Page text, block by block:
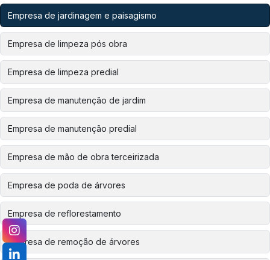
Empresa de jardinagem e paisagismo
Empresa de limpeza pós obra
Empresa de limpeza predial
Empresa de manutenção de jardim
Empresa de manutenção predial
Empresa de mão de obra terceirizada
Empresa de poda de árvores
Empresa de reflorestamento
Empresa de remoção de árvores